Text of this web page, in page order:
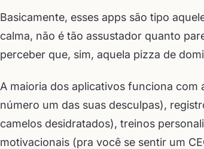
Basicamente, esses apps são tipo
calma, não é tão assustador quanto
perceber que, sim, aquela pizza de
A maioria dos aplicativos funciona
número um das suas desculpas),
camelos desidratados), treinos
motivacionais (pra você se sentir um